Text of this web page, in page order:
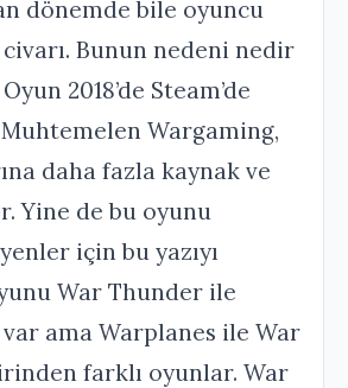
dönemde bile oyuncu
civarı. Bunun nedeni nedir
2018’de Steam’de
Muhtemelen Wargaming,
daha fazla kaynak ve
Yine de bu oyunu
için bu yazıyı
War Thunder ile
ama Warplanes ile War
farklı oyunlar. War